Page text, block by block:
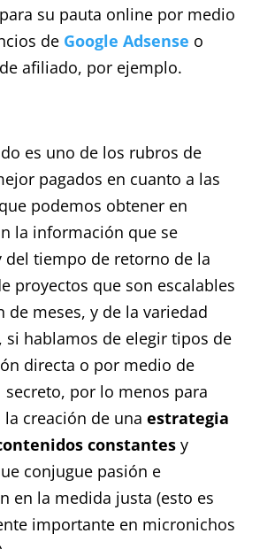
su pauta online por medio
de Google Adsense o
afiliado, por ejemplo.
es uno de los rubros de
pagados en cuanto a las
podemos obtener en
la información que se
del tiempo de retorno de la
proyectos que son escalables
de meses, y de la variedad
si hablamos de elegir tipos de
directa o por medio de
secreto, por lo menos para
la creación de una estrategia
constantesy
conjugue pasión e
en la medida justa (esto es
importante en micronichos